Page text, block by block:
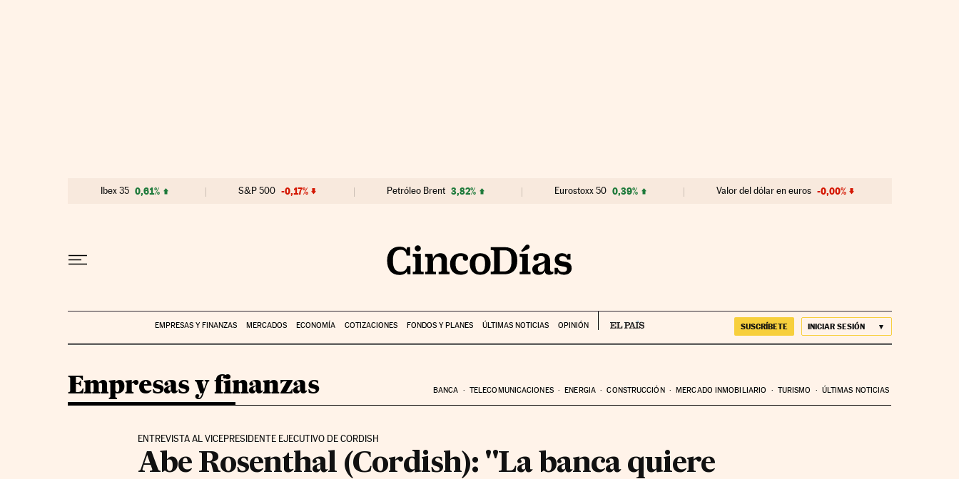
Ibex 35 0,61% S&P 500 -0,17% Petróleo Brent 3,82% Eurostoxx 50 0,39% Valor del dólar en euros -0,00%
EMPRESAS Y FINANZAS MERCADOS ECONOMÍA COTIZACIONES FONDOS Y PLANES ÚLTIMAS NOTICIAS OPINIÓN SUSCRÍBETE INICIAR SESIÓN
Empresas y finanzas BANCA TELECOMUNICACIONES ENERGIA CONSTRUCCIÓN MERCADO INMOBILIARIO TURISMO ÚLTIMAS NOTICIAS
ENTREVISTA AL VICEPRESIDENTE EJECUTIVO DE CORDISH
Abe Rosenthal (Cordish): "La banca quiere